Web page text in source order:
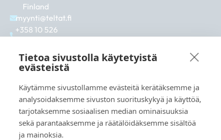
Finland
myynti@teltat.fi
+358 10 526
F
a
c
b
o
o
k
I
n
s
a
g
r
a
m
L
i
n
e
d
i
n
See also:
markkina.net
grillikeskus.fi
Tietoa sivustolla käytetyistä
evästeistä
Käytämme sivustollamme evästeitä kerätäksemme ja
analysoidaksemme sivuston suorituskykyä ja käyttöä,
tarjotaksemme sosiaalisen median ominaisuuksia
sekä parantaaksemme ja räätälöidäksemme sisältöä
ja mainoksia.